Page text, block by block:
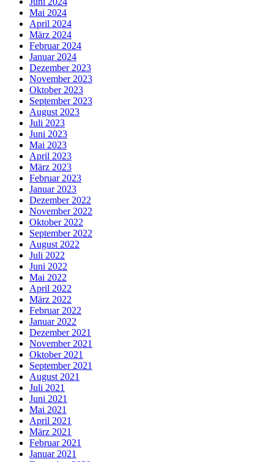
Mai 2024
April 2024
März 2024
Februar 2024
Januar 2024
Dezember 2023
November 2023
Oktober 2023
September 2023
August 2023
Juli 2023
Juni 2023
Mai 2023
April 2023
März 2023
Februar 2023
Januar 2023
Dezember 2022
November 2022
Oktober 2022
September 2022
August 2022
Juli 2022
Juni 2022
Mai 2022
April 2022
März 2022
Februar 2022
Januar 2022
Dezember 2021
November 2021
Oktober 2021
September 2021
August 2021
Juli 2021
Juni 2021
Mai 2021
April 2021
März 2021
Februar 2021
Januar 2021